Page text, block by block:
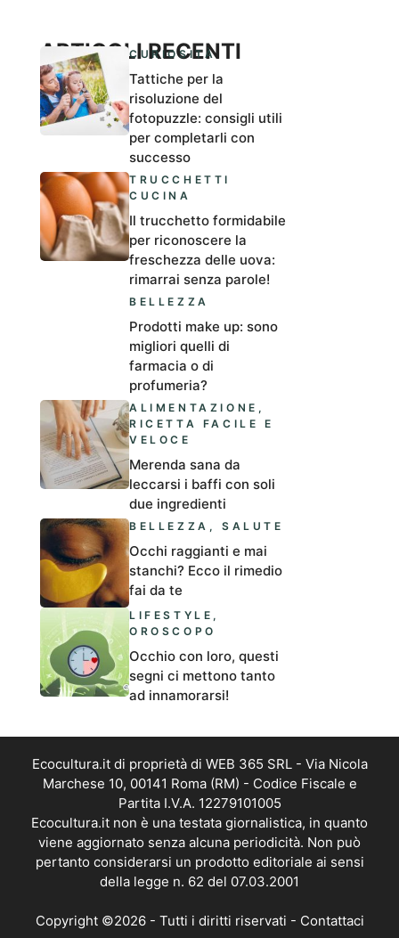
ARTICOLI RECENTI
CURIOSITÀ
Tattiche per la
risoluzione del
fotopuzzle: consigli utili
per completarli con
successo
TRUCCHETTI
CUCINA
Il trucchetto formidabile
per riconoscere la
freschezza delle uova:
rimarrai senza parole!
BELLEZZA
Prodotti make up: sono
migliori quelli di
farmacia o di
profumeria?
ALIMENTAZIONE ,
RICETTA FACILE E
VELOCE
Merenda sana da
leccarsi i baffi con soli
due ingredienti
BELLEZZA ,SALUTE
Occhi raggianti e mai
stanchi? Ecco il rimedio
fai da te
LIFESTYLE ,
OROSCOPO
Occhio con loro, questi
segni ci mettono tanto
ad innamorarsi!
Ecocultura.it di proprietà di WEB 365 SRL - Via Nicola
Marchese 10, 00141 Roma (RM) - Codice Fiscale e
Partita I.V.A. 12279101005
Ecocultura.it non è una testata giornalistica, in quanto
viene aggiornato senza alcuna periodicità. Non può
pertanto considerarsi un prodotto editoriale ai sensi
della legge n. 62 del 07.03.2001
Copyright ©2026 - Tutti i diritti riservati - Contattaci